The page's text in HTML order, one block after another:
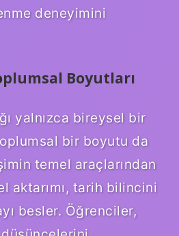
deneyimini
Boyutları
yalnızca bireysel bir
bir boyutu da
temel araçlarından
aktarımı, tarih bilincini
besler. Öğrenciler,